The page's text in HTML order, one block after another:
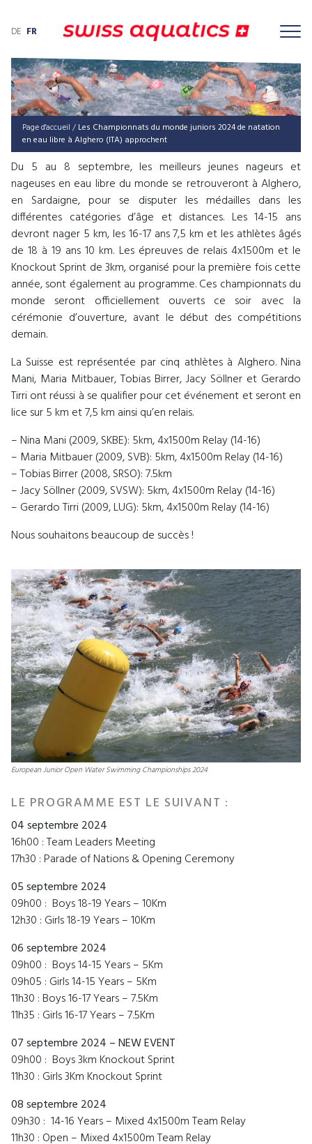
DE FR
Page d'accueil / Les Championnats du monde juniors 2024 de natation
en eau libre à Alghero (ITA) approchent
European Junior Open Water Swimming Championships 2024
Du 5 au 8 septembre, les meilleurs jeunes nageurs et
nageuses en eau libre du monde se retrouveront à Alghero,
en Sardaigne, pour se disputer les médailles dans les
différentes catégories d’âge et distances. Les 14-15 ans
devront nager 5 km, les 16-17 ans 7,5 km et les athlètes âgés
de 18 à 19 ans 10 km. Les épreuves de relais 4x1500m et le
Knockout Sprint de 3km, organisé pour la première fois cette
année, sont également au programme. Ces championnats du
monde seront officiellement ouverts ce soir avec la
cérémonie d’ouverture, avant le début des compétitions
demain.
La Suisse est représentée par cinq athlètes à Alghero. Nina
Mani, Maria Mitbauer, Tobias Birrer, Jacy Söllner et Gerardo
Tirri ont réussi à se qualifier pour cet événement et seront en
lice sur 5 km et 7,5 km ainsi qu’en relais.
– Nina Mani (2009, SKBE): 5km, 4x1500m Relay (14-16)
– Maria Mitbauer (2009, SVB): 5km, 4x1500m Relay (14-16)
– Tobias Birrer (2008, SRSO): 7.5km
– Jacy Söllner (2009, SVSW): 5km, 4x1500m Relay (14-16)
– Gerardo Tirri (2009, LUG): 5km, 4x1500m Relay (14-16)
Nous souhaitons beaucoup de succès !
LE PROGRAMME EST LE SUIVANT :
04 septembre 2024
16h00 : Team Leaders Meeting
17h30 : Parade of Nations & Opening Ceremony
05 septembre 2024
09h00 : Boys 18-19 Years – 10Km
12h30 : Girls 18-19 Years – 10Km
06 septembre 2024
09h00 : Boys 14-15 Years – 5Km
09h05 : Girls 14-15 Years – 5Km
11h30 : Boys 16-17 Years – 7.5Km
11h35 : Girls 16-17 Years – 7.5Km
07 septembre 2024 – NEW EVENT
09h00 : Boys 3km Knockout Sprint
11h30 : Girls 3Km Knockout Sprint
08 septembre 2024
09h30 : 14-16 Years – Mixed 4x1500m Team Relay
11h30 : Open – Mixed 4x1500m Team Relay